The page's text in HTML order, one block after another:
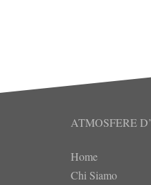
ATMOSFERE
Home
Chi Siamo